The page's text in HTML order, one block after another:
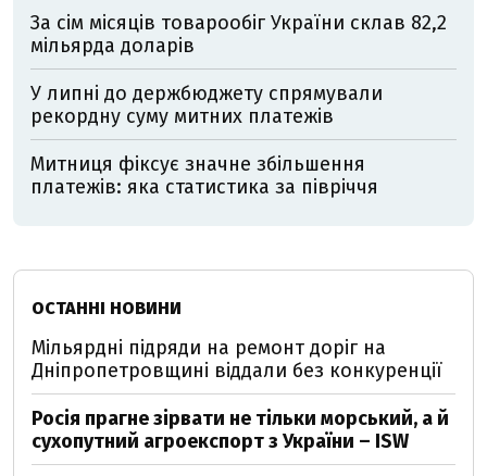
За сім місяців товарообіг України склав 82,2
мільярда доларів
У липні до держбюджету спрямували
рекордну суму митних платежів
Митниця фіксує значне збільшення
платежів: яка статистика за півріччя
ОСТАННІ НОВИНИ
Мільярдні підряди на ремонт доріг на
Дніпропетровщині віддали без конкуренції
Росія прагне зірвати не тільки морський, а й
сухопутний агроекспорт з України – ISW